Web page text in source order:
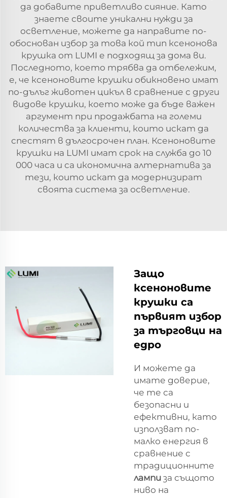
да добавите приветливо сияние. Като
знаете своите уникални нужди за
осветление, можете да направите по-
обоснован избор за това кой тип ксенонова
крушка от LUMI е подходящ за дома ви.
Последното, което трябва да отбележим,
е, че ксеноновите крушки обикновено имат
по-дълъг животен цикъл в сравнение с други
видове крушки, което може да бъде важен
аргумент при продажбата на големи
количества за клиенти, които искат да
спестят в дългосрочен план. Ксеноновите
крушки на LUMI имат срок на служба до 10
000 часа и са икономична алтернатива за
тези, които искат да модернизират
своята система за осветление.
Защо
ксеноновите
крушки са
първият избор
за търговци на
едро
И можете да
имате доверие,
че те са
безопасни и
ефективни, като
използват по-
малко енергия в
сравнение с
традиционните
лампи за същото
ниво на